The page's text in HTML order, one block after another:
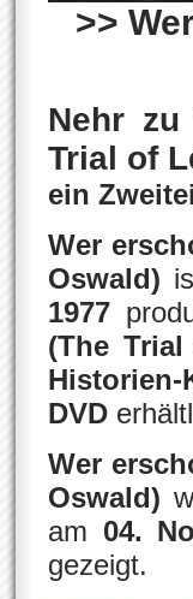
>>
Nehr zu
Trial of
ein
Wer
Oswald)
1977
(The
Historien-
DVD
Wer
Oswald)
am 04.
gezeigt.